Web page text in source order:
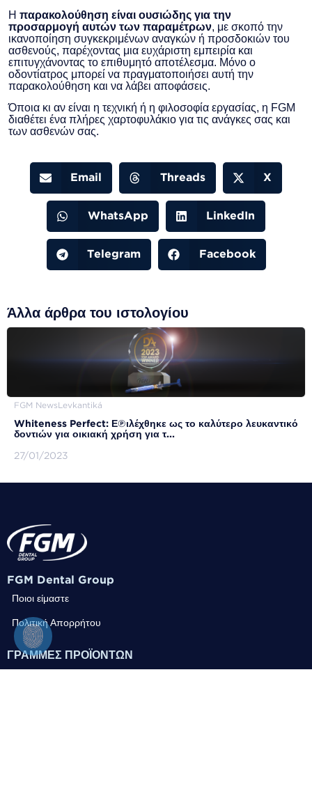
Η παρακολούθηση είναι ουσιώδης για την
προσαρμογή αυτών των παραμέτρων, με σκοπό την
ικανοποίηση συγκεκριμένων αναγκών ή προσδοκιών του
ασθενούς, παρέχοντας μια ευχάριστη εμπειρία και
επιτυγχάνοντας το επιθυμητό αποτέλεσμα. Μόνο ο
οδοντίατρος μπορεί να πραγματοποιήσει αυτή την
παρακολούθηση και να λάβει αποφάσεις.
Όποια κι αν είναι η τεχνική ή η φιλοσοφία εργασίας, η FGM
διαθέτει ένα πλήρες χαρτοφυλάκιο για τις ανάγκες σας και
των ασθενών σας.
Email Threads X
WhatsApp LinkedIn
Telegram Facebook
Άλλα άρθρα του ιστολογίου
FGM News Levkantiká
Whiteness Perfect: Επιλέχθηκε ως το καλύτερο λευκαντικό
δοντιών για οικιακή χρήση για τ...
27/01/2023
FGM Dental Group
Ποιοι είμαστε
Πολιτική Απορρήτου
ΓΡΑΜΜΕΣ ΠΡΟΪΟΝΤΩΝ
αισθητικά